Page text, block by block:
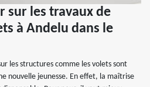
sur les travaux de
à Andelu dans le
les structures comme les volets sont
nouvelle jeunesse. En effet, la maîtrise